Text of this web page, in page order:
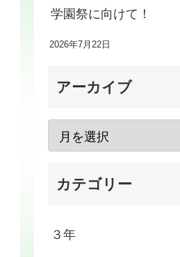
学園祭に向けて！
2026年7月22日
アーカイブ
カテゴリー
３年